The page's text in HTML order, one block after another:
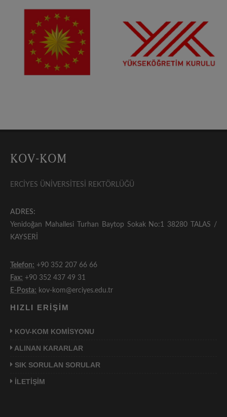
ERCİYES ÜNİVERSİTESİ REKTÖRLÜĞÜ
ADRES:
Yenidoğan Mahallesi Turhan Baytop Sokak No:1 38280 TALAS /
KAYSERİ
Telefon: +90 352 207 66 66
Fax: +90 352 437 49 31
E-Posta: kov-kom@erciyes.edu.tr
HIZLI ERİŞİM
KOV-KOM KOMİSYONU
ALINAN KARARLAR
SIK SORULAN SORULAR
İLETİŞİM